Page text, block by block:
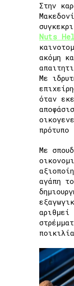
Στην
Nuts
ακόμη
Με
όταν
πρότυπο
Με
αγάπη
αριθμεί